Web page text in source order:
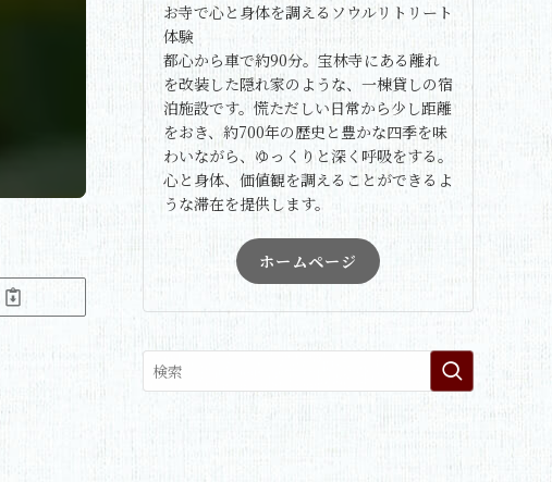
お寺で心と身体を調えるソウルリトリート
体験
都心から車で約90分。宝林寺にある離れ
を改装した隠れ家のような、一棟貸しの宿
泊施設です。慌ただしい日常から少し距離
をおき、約700年の歴史と豊かな四季を味
わいながら、ゆっくりと深く呼吸をする。
心と身体、価値観を調えることができるよ
うな滞在を提供します。
ホームページ